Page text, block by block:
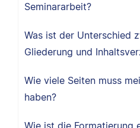
Seminararbeit?
Was ist der Unterschied
Gliederung und
Wie viele Seiten muss
haben?
Wie ist die Formatierung